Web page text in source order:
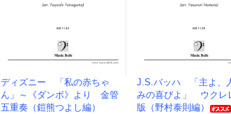
ディズニー 「私の赤ちゃ
ん」～《ダンボ》より 金管
五重奏（鎧熊つよし編）
J.S.バッハ 「主よ、
みの喜びよ」 ウクレ
版（野村泰則編）